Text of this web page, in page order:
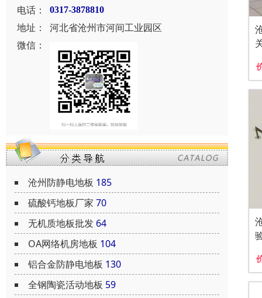
电话： 0317-3878810
地址：
河北省沧州市河间工业园区
微信：
沧州防静电地板 185
硫酸钙地板厂家 70
无机质地板批发 64
OA网络机房地板 104
铝合金防静电地板 130
全钢陶瓷活动地板 59